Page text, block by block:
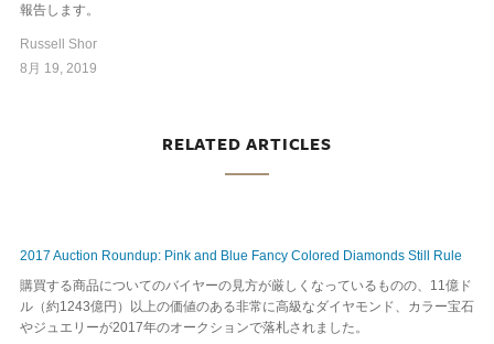
報告します。
Russell Shor
8月 19, 2019
RELATED ARTICLES
2017 Auction Roundup: Pink and Blue Fancy Colored Diamonds Still Rule
購買する商品についてのバイヤーの見方が厳しくなっているものの、11億ド
ル（約1243億円）以上の価値のある非常に高級なダイヤモンド、カラー宝石
やジュエリーが2017年のオークションで落札されました。